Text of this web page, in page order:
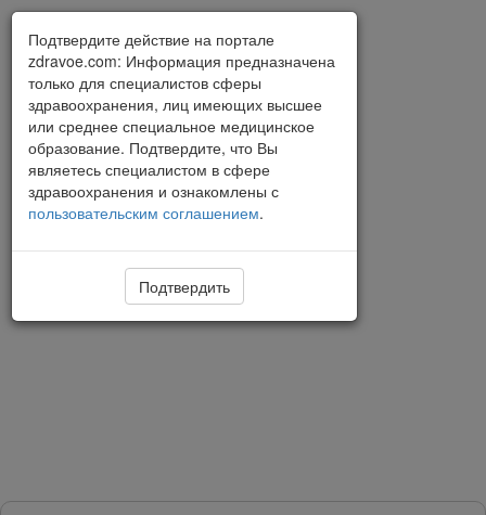
Подтвердите действие на портале
zdravoe.com: Информация предназначена
только для специалистов сферы
здравоохранения, лиц имеющих высшее
или среднее специальное медицинское
образование. Подтвердите, что Вы
являетесь специалистом в сфере
здравоохранения и ознакомлены с
пользовательским соглашением.
Подтвердить